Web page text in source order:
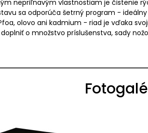
nepriľnavým vlastnostiam je čistenie
sa odporúča šetrný program -
olovo ani kadmium - riad je vďaka
o množstvo príslušenstva, sady